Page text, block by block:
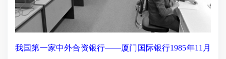
我国第一家中外合资银行——厦门国际银行1985年11月